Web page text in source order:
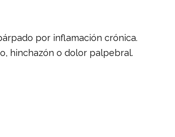
por inflamación crónica.
hinchazón o dolor palpebral.